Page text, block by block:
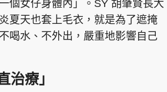
個女仔身體內」。SY 胡肇賢長大
夏天也套上毛衣，就是為了遮掩
喝水、不外出，嚴重地影響自己
治療」